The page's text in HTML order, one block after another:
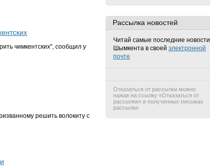
чимкентских", сообщил у
решить волокиту с
Рассылка новостей
Читай самые последние новости
Шымкента в своей электронной
почте
Отказаться от рассылки можно
нажав на ссылку «Отказаться от
рассылки» в полученных письмах
рассылки